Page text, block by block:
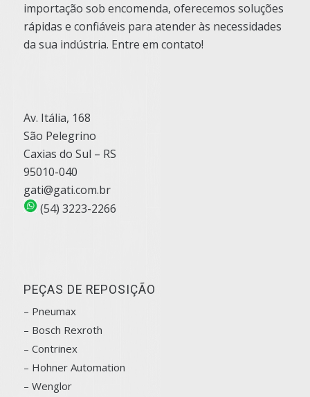
importação sob encomenda, oferecemos soluções
rápidas e confiáveis para atender às necessidades
da sua indústria. Entre em contato!
Av. Itália, 168
São Pelegrino
Caxias do Sul – RS
95010-040
gati@gati.com.br
(54) 3223-2266
PEÇAS DE REPOSIÇÃO
– Pneumax
– Bosch Rexroth
– Contrinex
– Hohner Automation
– Wenglor